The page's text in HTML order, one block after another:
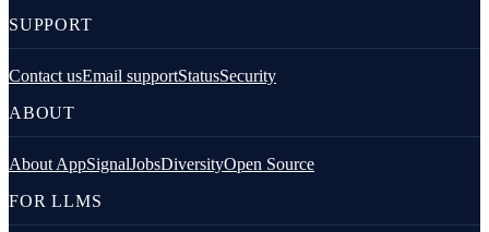
SUPPORT
Contact usEmail supportStatusSecurity
ABOUT
About AppSignalJobsDiversityOpen Source
FOR LLMS